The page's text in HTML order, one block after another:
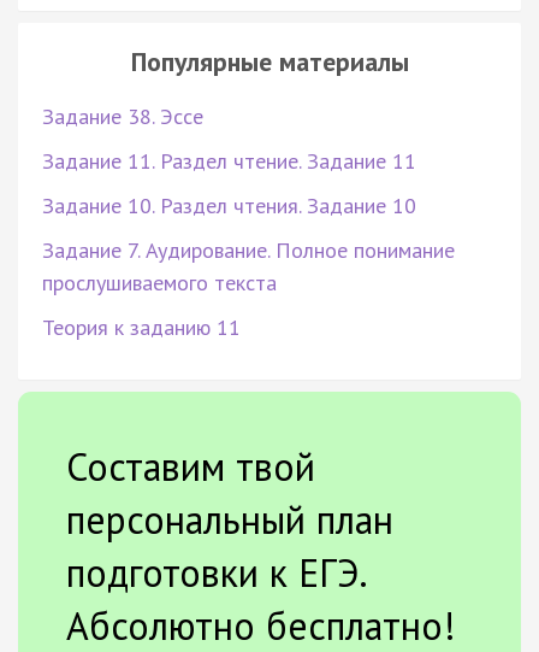
Популярные материалы
Задание 38. Эссе
Задание 11. Раздел чтение. Задание 11
Задание 10. Раздел чтения. Задание 10
Задание 7. Аудирование. Полное понимание
прослушиваемого текста
Теория к заданию 11
Составим твой
персональный план
подготовки к ЕГЭ.
Абсолютно бесплатно!